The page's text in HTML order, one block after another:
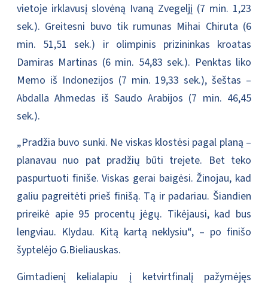
vietoje irklavusį slovėną Ivaną Zvegeljį (7 min. 1,23
sek.). Greitesni buvo tik rumunas Mihai Chiruta (6
min. 51,51 sek.) ir olimpinis prizininkas kroatas
Damiras Martinas (6 min. 54,83 sek.). Penktas liko
Memo iš Indonezijos (7 min. 19,33 sek.), šeštas –
Abdalla Ahmedas iš Saudo Arabijos (7 min. 46,45
sek.).
„Pradžia buvo sunki. Ne viskas klostėsi pagal planą –
planavau nuo pat pradžių būti trejete. Bet teko
paspurtuoti finiše. Viskas gerai baigėsi. Žinojau, kad
galiu pagreitėti prieš finišą. Tą ir padariau. Šiandien
prireikė apie 95 procentų jėgų. Tikėjausi, kad bus
lengviau. Klydau. Kitą kartą neklysiu“, – po finišo
šyptelėjo G.Bieliauskas.
Gimtadienį kelialapiu į ketvirtfinalį pažymėjęs